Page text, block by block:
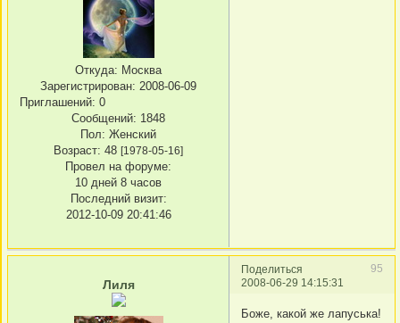
Откуда: Москва
Зарегистрирован: 2008-06-09
Приглашений: 0
Сообщений: 1848
Пол: Женский
Возраст: 48 [1978-05-16]
Провел на форуме:
10 дней 8 часов
Последний визит:
2012-10-09 20:41:46
Поделиться
95
2008-06-29 14:15:31
Лиля
Боже, какой же лапуська!